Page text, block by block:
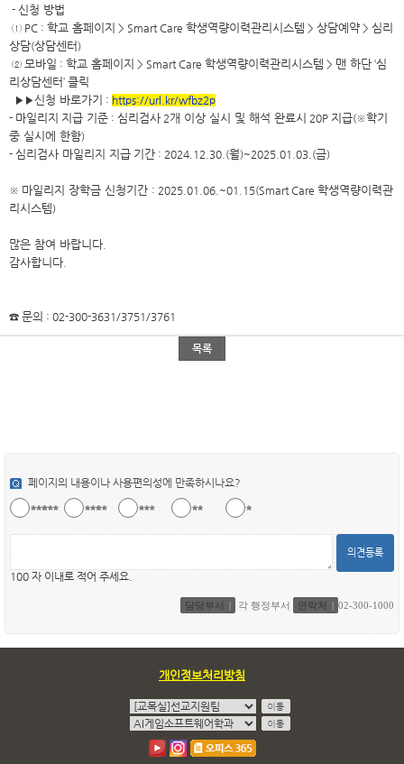
- 신청 방법
① PC : 학교 홈페이지 > Smart Care 학생역량이력관리시스템 > 상담예약 > 심리
상담(상담센터)
② 모바일 : 학교 홈페이지 > Smart Care 학생역량이력관리시스템 > 맨 하단 ‘심
리상담센터’ 클릭
▶▶신청 바로가기 : https://url.kr/wfbz2p
- 마일리지 지급 기준 : 심리검사 2개 이상 실시 및 해석 완료시 20P 지급(※학기
중 실시에 한함)
- 심리검사 마일리지 지급 기간 : 2024.12.30.(월)~2025.01.03.(금)
※ 마일리지 장학금 신청기간 : 2025.01.06.~01.15(Smart Care 학생역량이력관
리시스템)
많은 참여 바랍니다
감사합니다
☎ 문의 : 02-300-3631/3751/3761
목록
페이지의 내용이나 사용편의성에 만족하시나요?
의견등록
100 자 이내로 적어 주세요.
담당부서 각 행정부서 연락처 02-300-1000
개인정보처리방침